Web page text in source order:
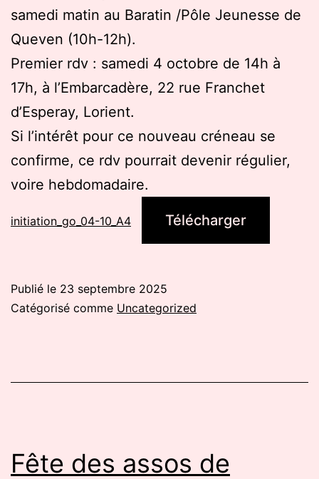
samedi matin au Baratin /Pôle Jeunesse de
Queven (10h-12h).
Premier rdv : samedi 4 octobre de 14h à
17h, à l’Embarcadère, 22 rue Franchet
d’Esperay, Lorient.
Si l’intérêt pour ce nouveau créneau se
confirme, ce rdv pourrait devenir régulier,
voire hebdomadaire.
initiation_go_04-10_A4 Télécharger
Publié le 23 septembre 2025
Catégorisé comme Uncategorized
Fête des assos de